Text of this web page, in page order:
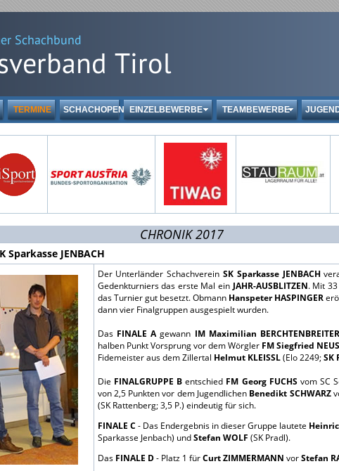
TERMINE SCHACHOPEN EINZELBEWERBE TEAMBEWERBE
CHRONIK 2017
Sparkasse JENBACH
Der Unterländer Schachverein SK Sparkasse JENBACH
Gedenkturniers das erste Mal ein JAHR-AUSBLITZEN. Mit
das Turnier gut besetzt. Obmann Hanspeter HASPINGER
dann vier Finalgruppen ausgespielt wurden.
DasFINALE Agewann IM Maximilian
halben Punkt Vorsprung vor dem Wörgler FM Siegfried
Fidemeister aus dem Zillertal Helmut KLEISSL(Elo 2249;SK
Die FINALGRUPPE Bentschied FM Georg FUCHSvom SC
von 2,5 Punkten vor dem Jugendlichen Benedikt SCHWARZ
(SK Rattenberg; 3,5 P.) eindeutig für sich.
FINALE C - Das Endergebnis in dieser Gruppe lautete
Sparkasse Jenbach) undStefan WOLF (SK Pradl).
DasFINALE D- Platz 1 fürCurt ZIMMERMANN vorStefan